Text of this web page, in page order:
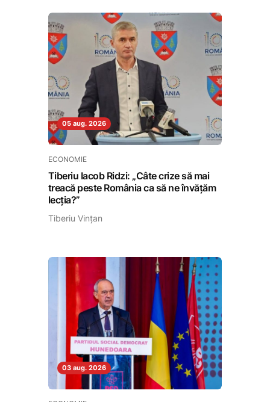
05 aug. 2026
ECONOMIE
Tiberiu Iacob Ridzi: „Câte crize să mai
treacă peste România ca să ne învățăm
lecția?”
Tiberiu Vințan
03 aug. 2026